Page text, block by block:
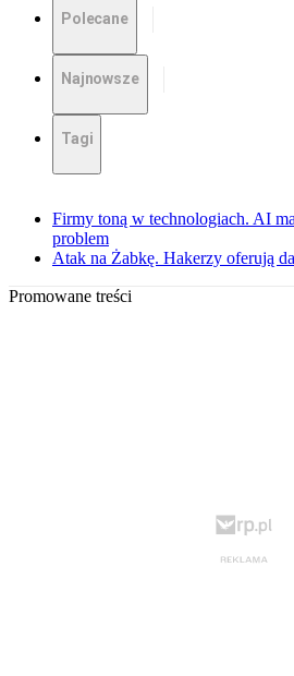
Polecane
Najnowsze
Tagi
Firmy toną w technologiach. AI
problem
Atak na Żabkę. Hakerzy oferują
Promowane treści